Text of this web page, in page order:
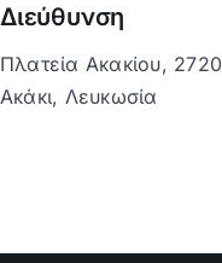
Διεύθυνση
Πλατεία Ακακίου, 2720
Ακάκι, Λευκωσία